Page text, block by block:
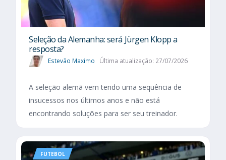
Seleção da Alemanha: será Jürgen Klopp a
resposta?
Estevão Maximo Última atualização: 27/07/2026
A seleção alemã vem tendo uma sequência de
insucessos nos últimos anos e não está
encontrando soluções para ser seu treinador.
FUTEBOL